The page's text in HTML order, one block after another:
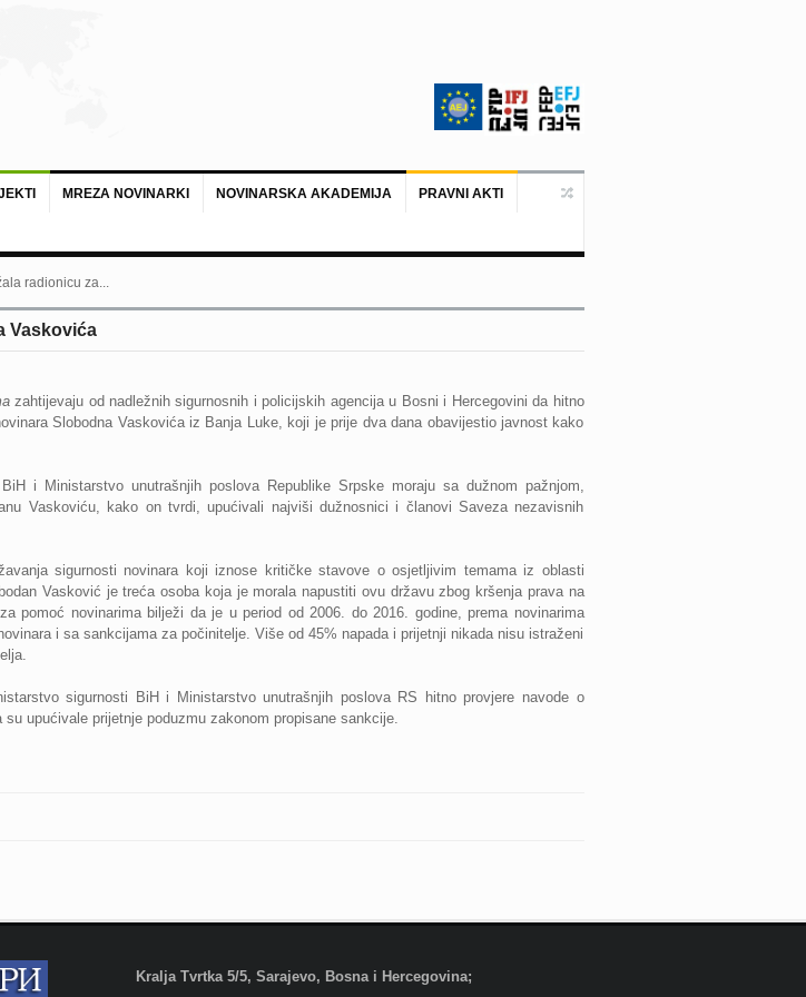
MREZA NOVINARKI NOVINARSKA AKADEMIJA PRAVNI AKTI
radionicu za...
Vaskovića
zahtijevaju od nadležnih sigurnosnih i policijskih agencija u Bosni i Hercegovini da hitno
Slobodna Vaskovića iz Banja Luke, koji je prije dva dana obavijestio javnost kako
i Ministarstvo unutrašnjih poslova Republike Srpske moraju sa dužnom pažnjom,
Vaskoviću, kako on tvrdi, upućivali najviši dužnosnici i članovi Saveza nezavisnih
sigurnosti novinara koji iznose kritičke stavove o osjetljivim temama iz oblasti
Vasković jetreća osoba koja je morala napustiti ovu državu zbog kršenja prava na
pomoć novinarima bilježi da je u period od 2006. do 2016. godine, prema novinarima
i sa sankcijama za počinitelje. Više od 45% napada i prijetnji nikada nisu istraženi
sigurnosti BiH i Ministarstvo unutrašnjih poslova RS hitno provjere navode o
upućivale prijetnje poduzmu zakonom propisane sankcije.
Kralja Tvrtka 5/5, Sarajevo, Bosna i Hercegovina;